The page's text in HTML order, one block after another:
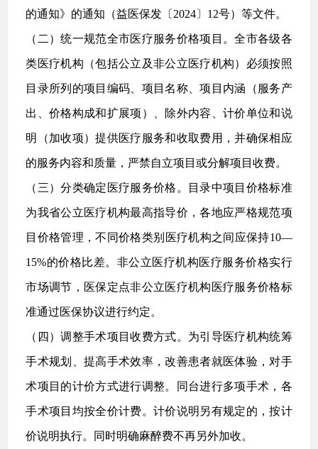
的通知》的通知（益医保发〔2024〕12号）等文件。
（二）统一规范全市医疗服务价格项目。全市各级各
类医疗机构（包括公立及非公立医疗机构）必须按照
目录所列的项目编码、项目名称、项目内涵（服务产
出、价格构成和扩展项）、除外内容、计价单位和说
明（加收项）提供医疗服务和收取费用，并确保相应
的服务内容和质量，严禁自立项目或分解项目收费。
（三）分类确定医疗服务价格。目录中项目价格标准
为我省公立医疗机构最高指导价，各地应严格规范项
目价格管理，不同价格类别医疗机构之间应保持10—
15%的价格比差。非公立医疗机构医疗服务价格实行
市场调节，医保定点非公立医疗机构医疗服务价格标
准通过医保协议进行约定。
（四）调整手术项目收费方式。为引导医疗机构统筹
手术规划、提高手术效率，改善患者就医体验，对手
术项目的计价方式进行调整。同台进行多项手术，各
手术项目均按全价计费。计价说明另有规定的，按计
价说明执行。同时明确麻醉费不再另外加收。